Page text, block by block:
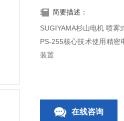
简要描述：
SUGIYAMA杉山电机 喷雾
PS-255核心技术使用精
装置
在线咨询